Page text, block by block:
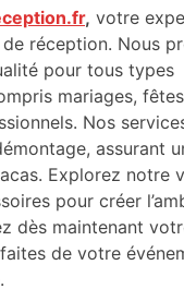
, votre
réception. Nous
pour tous types
mariages,
Nos
assurant
Explorez notre
pour créer
dès maintenant
de votre